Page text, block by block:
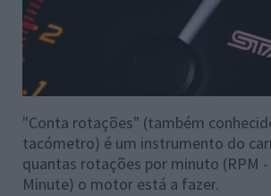
"Conta rotações" (também
tacómetro) é um instrumento do
quantas rotações por minuto (RPM
Minute) o motor está a fazer.